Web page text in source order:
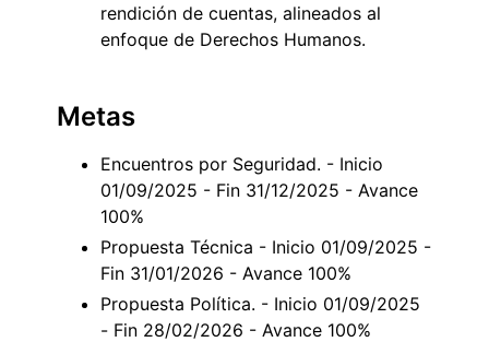
rendición de cuentas, alineados al
enfoque de Derechos Humanos.
Metas
Encuentros por Seguridad. - Inicio
01/09/2025 - Fin 31/12/2025 - Avance
100%
Propuesta Técnica - Inicio 01/09/2025 -
Fin 31/01/2026 - Avance 100%
Propuesta Política. - Inicio 01/09/2025
- Fin 28/02/2026 - Avance 100%